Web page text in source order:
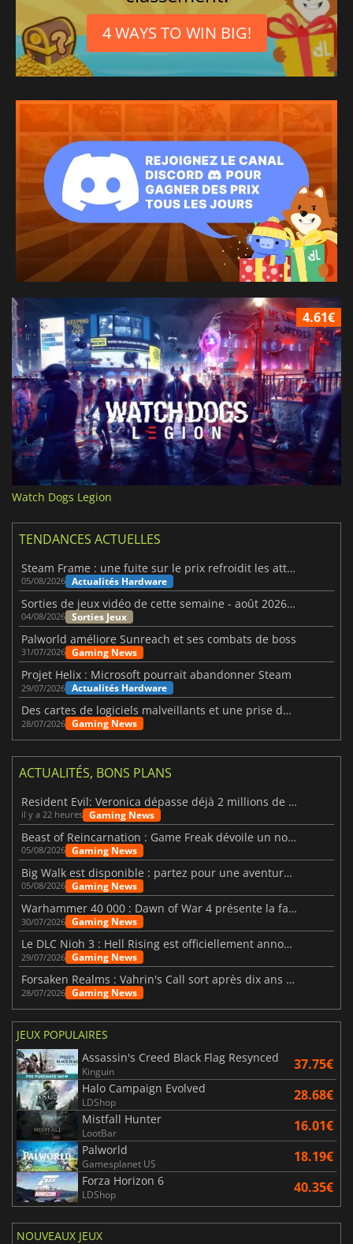
4 WAYS TO WIN BIG!
4.61€
Watch Dogs Legion
TENDANCES ACTUELLES
Steam Frame : une fuite sur le prix refroidit les attentes VR
05/08/2026 Actualités Hardware
Sorties de jeux vidéo de cette semaine - août 2026 (semaine 32)
04/08/2026 Sorties Jeux
Palworld améliore Sunreach et ses combats de boss
31/07/2026 Gaming News
Projet Helix : Microsoft pourrait abandonner Steam
29/07/2026 Actualités Hardware
Des cartes de logiciels malveillants et une prise de contrôle de Discord ont touché Meccha Chameleon
28/07/2026 Gaming News
ACTUALITÉS, BONS PLANS
Resident Evil: Veronica dépasse déjà 2 millions de wishlists
il y a 22 heures Gaming News
Beast of Reincarnation : Game Freak dévoile un nouveau pari
05/08/2026 Gaming News
Big Walk est disponible : partez pour une aventure entre amis
05/08/2026 Gaming News
Warhammer 40 000 : Dawn of War 4 présente la faction des Nécrons
30/07/2026 Gaming News
Le DLC Nioh 3 : Hell Rising est officiellement annoncé
29/07/2026 Gaming News
Forsaken Realms : Vahrin's Call sort après dix ans de développement
28/07/2026 Gaming News
JEUX POPULAIRES
Assassin's Creed Black Flag Resynced
Kinguin 37.75€
Halo Campaign Evolved
LDShop 28.68€
Mistfall Hunter
LootBar 16.01€
Palworld
Gamesplanet US 18.19€
Forza Horizon 6
LDShop 40.35€
NOUVEAUX JEUX